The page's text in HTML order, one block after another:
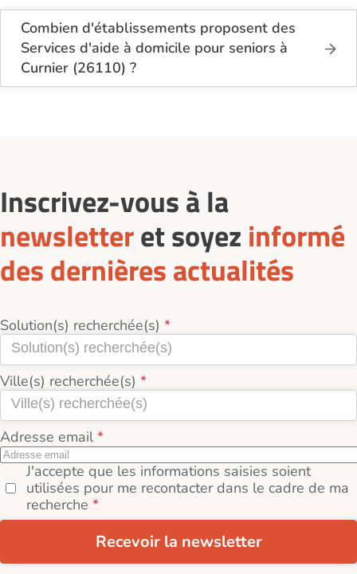
Combien d'établissements proposent des
Services d'aide à domicile pour seniors à
Curnier (26110) ?
Sur le site Logement-seniors.com, on recense
Inscrivez-vous à la
newsletteret soyez informé
des dernières actualités
Solution(s) recherchée(s)
Ville(s) recherchée(s)
Adresse email
J'accepte que les informations saisies soient
utilisées pour me recontacter dans le cadre de ma
recherche
Recevoir la newsletter